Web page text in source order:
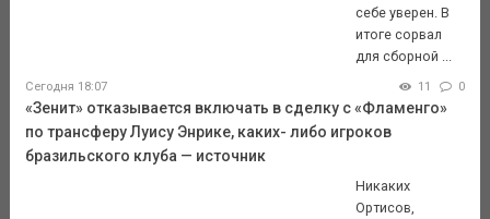
себе уверен. В
итоге сорвал
для сборной ...
Сегодня 18:07 11 0
«Зенит» отказывается включать в сделку с «Фламенго»
по трансферу Луису Энрике, каких- либо игроков
бразильского клуба — источник
Никаких
Ортисов,